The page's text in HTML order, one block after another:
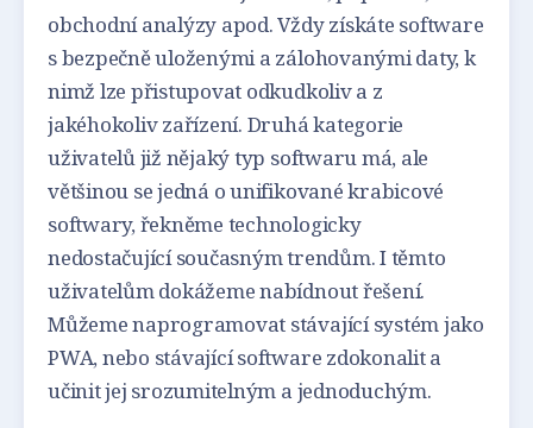
obchodní analýzy apod. Vždy získáte software
s bezpečně uloženými a zálohovanými daty, k
nimž lze přistupovat odkudkoliv a z
jakéhokoliv zařízení. Druhá kategorie
uživatelů již nějaký typ softwaru má, ale
většinou se jedná o unifikované krabicové
softwary, řekněme technologicky
nedostačující současným trendům. I těmto
uživatelům dokážeme nabídnout řešení.
Můžeme naprogramovat stávající systém jako
PWA, nebo stávající software zdokonalit a
učinit jej srozumitelným a jednoduchým.